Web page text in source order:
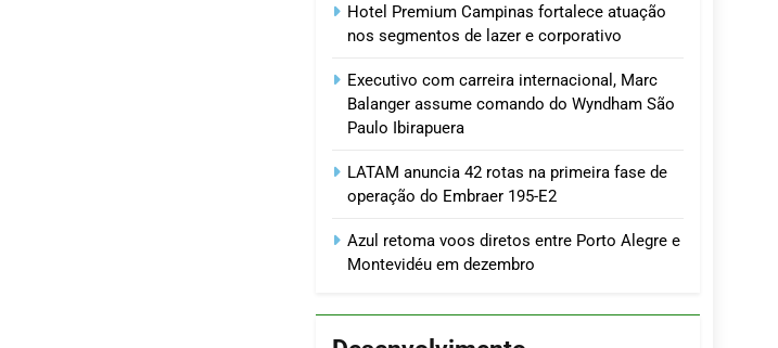
Hotel Premium Campinas fortalece atuação
nos segmentos de lazer e corporativo
Executivo com carreira internacional, Marc
Balanger assume comando do Wyndham São
Paulo Ibirapuera
LATAM anuncia 42 rotas na primeira fase de
operação do Embraer 195-E2
Azul retoma voos diretos entre Porto Alegre e
Montevidéu em dezembro